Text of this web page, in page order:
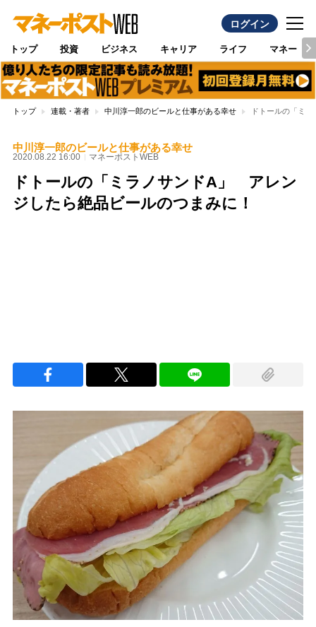
ログイン
トップ 投資 ビジネス キャリア ライフ マネー
トップ 連載・著者 中川淳一郎のビールと仕事がある幸せ ドトールの「ミ
中川淳一郎のビールと仕事がある幸せ
2020.08.22 16:00 マネーポストWEB
ドトールの「ミラノサンドA」 アレン
ジしたら絶品ビールのつまみに！